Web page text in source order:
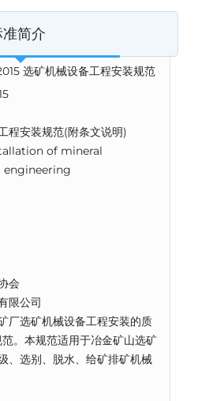
简介
选矿机械设备工程安装规范
程安装规范(附条文说明)
of mineral
engineering
会
限公司
厂选矿机械设备工程安装的质
。本规范适用于冶金矿山选矿
、选别、脱水、给矿排矿机械